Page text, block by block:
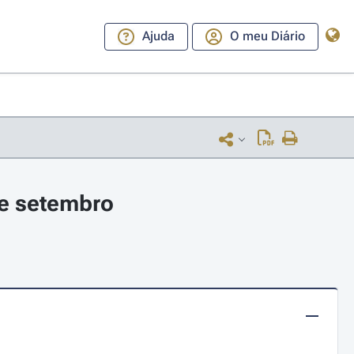
Ajuda O meu Diário
setembro